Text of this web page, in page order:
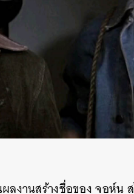
งานสร้างชื่อของจอห์น